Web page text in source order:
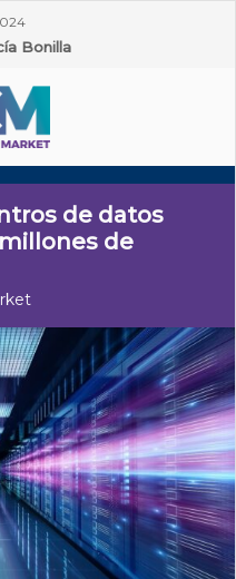
Bonilla
de datos
de